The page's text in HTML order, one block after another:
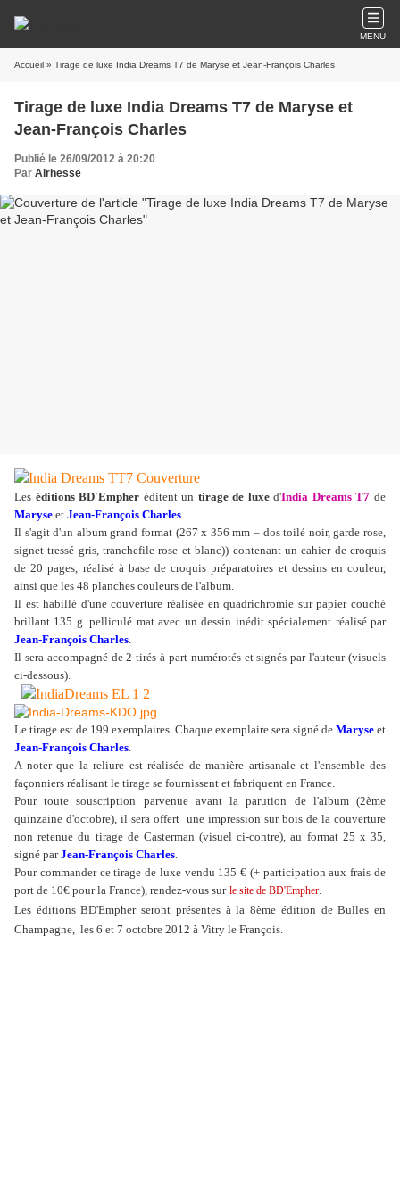
MENU
Accueil » Tirage de luxe India Dreams T7 de Maryse et Jean-François Charles
Tirage de luxe India Dreams T7 de Maryse et
Jean-François Charles
Publié le 26/09/2012 à 20:20
Par Airhesse
Les éditions BD'Empher éditent un tirage de luxed'India Dreams T7 de
Maryse et Jean-François Charles.
Il s'agit d'un album grand format (267 x 356 mm – dos toilé noir, garde rose,
signet tressé gris, tranchefile rose et blanc)) contenant un cahier de croquis
de 20 pages, réalisé à base de croquis préparatoires et dessins en couleur,
ainsi que les 48 planches couleurs de l'album.
Il est habillé d'une couverture réalisée en quadrichromie sur papier couché
brillant 135 g. pelliculé mat avec un dessin inédit spécialement réalisé par
Jean-François Charles.
Il sera accompagné de 2 tirés à part numérotés et signés par l'auteur (visuels
ci-dessous).
Le tirage est de 199 exemplaires. Chaque exemplaire sera signé de Maryse et
Jean-François Charles.
A noter que la reliure est réalisée de manière artisanale et l'ensemble des
façonniers réalisant le tirage se fournissent et fabriquent en France.
Pour toute souscription parvenue avant la parution de l'album (2ème
quinzaine d'octobre), il sera offert une impression sur bois de la couverture
non retenue du tirage de Casterman (visuel ci-contre), au format 25 x 35,
signé parJean-François Charles.
Pour commander ce tirage de luxe vendu 135 € (+ participation aux frais de
port de 10€ pour la France), rendez-vous sur le site de BD'Empher.
Les éditions BD'Empher seront présentes à la 8ème édition de Bulles en
Champagne, les 6 et 7 octobre 2012 à Vitry le François.